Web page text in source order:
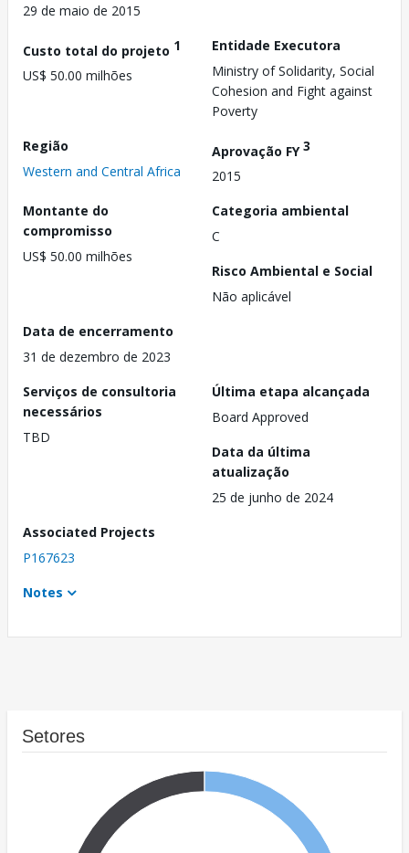
29 de maio de 2015
Custo total do projeto 1
US$ 50.00 milhões
Entidade Executora
Ministry of Solidarity, Social
Cohesion and Fight against
Poverty
Região
Western and Central Africa
Aprovação FY3
2015
Montante do
compromisso
US$ 50.00 milhões
Categoria ambiental
C
Risco Ambiental e Social
Não aplicável
Data de encerramento
31 de dezembro de 2023
Serviços de consultoria
necessários
TBD
Última etapa alcançada
Board Approved
Data da última
atualização
25 de junho de 2024
Associated Projects
P167623
Notes
Setores